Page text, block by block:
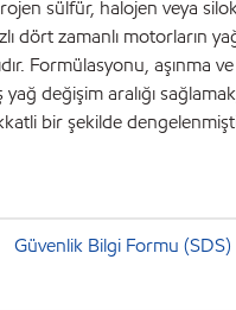
sülfür, halojen veya
dört zamanlı motorların
Formülasyonu, aşınma
değişim aralığı
bir şekilde
Güvenlik Bilgi Formu (SDS)